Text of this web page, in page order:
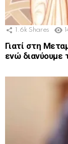
1.6k Shares
Γιατί στη
ενώ διανύουμε